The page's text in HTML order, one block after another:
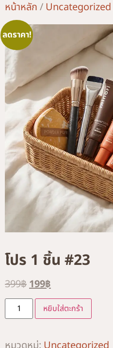
หน้าหลัก / Uncategorized
ลดราคา!
โปร 1 ชิ้น #23
399฿199฿
หยิบใส่ตะกร้า